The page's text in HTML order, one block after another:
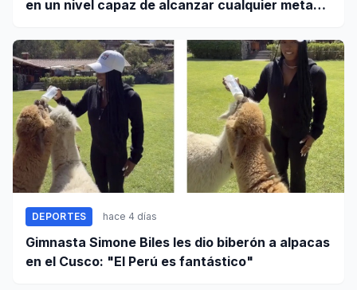
en un nivel capaz de alcanzar cualquier meta
DEPORTES hace 4 días
Gimnasta Simone Biles les dio biberón a alpacas
en el Cusco: "El Perú es fantástico"